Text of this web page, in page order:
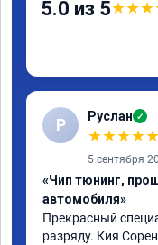
5.0 из 5★★★
Р Руслан ✓
★★★★★
5 сентября
«Чип тюнинг,
автомобиля»
Прекрасный
разряду. Кия